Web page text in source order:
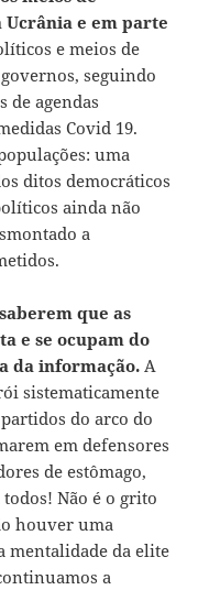
e em parte
e meios de
seguindo
de agendas
Covid 19.
uma
ditos democráticos
ainda não
a
que as
e se ocupam do
da informação.A
sistematicamente
do arco do
em defensores
de estômago,
Não é o grito
houver uma
mentalidade da elite
a